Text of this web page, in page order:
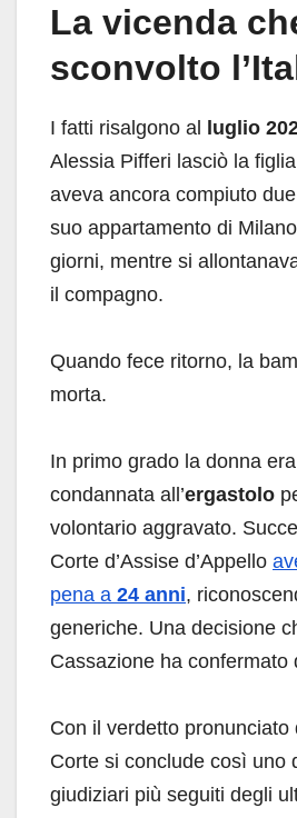
La vicenda
sconvolto
I fatti risalgono al luglio
Alessia Pifferi lasciò la
aveva ancora compiuto
suo appartamento di
giorni, mentre si
il compagno.
Quando fece ritorno, la
morta.
In primo grado la donna
condannata all’ergastolo
volontario aggravato.
Corte d’Assise d’Appello
pena a 24 anni,
generiche. Una decisione
Cassazione ha confermato
Con il verdetto pronunciato
Corte si conclude così uno
giudiziari più seguiti degli